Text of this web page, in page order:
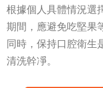
根據個人具體情況選
期間，應避免吃堅果
同時，保持口腔衛生
清洗幹凈。